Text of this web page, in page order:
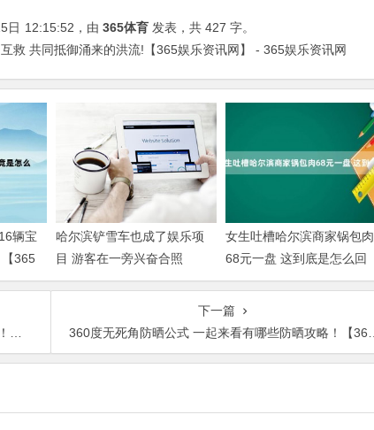
日 12:15:52 ，由 365体育 发表，共 427 字。
救 共同抵御涌来的洪流!【365娱乐资讯网】 - 365娱乐资讯网
辆宝
365
哈尔滨铲雪车也成了娱乐项
目 游客在一旁兴奋合照
【365娱乐资讯网】
女生吐槽哈尔滨商家锅包肉
68元一盘 这到底是怎么回
事？【365娱乐资讯网】
下一篇
360度无死角防晒公式 一起来看有哪些防晒攻略！【365娱乐资讯网】